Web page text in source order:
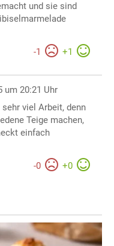
und sie sind
-1 +1
um 20:21 Uhr
viel Arbeit, denn
Teige machen,
einfach
-0 +0